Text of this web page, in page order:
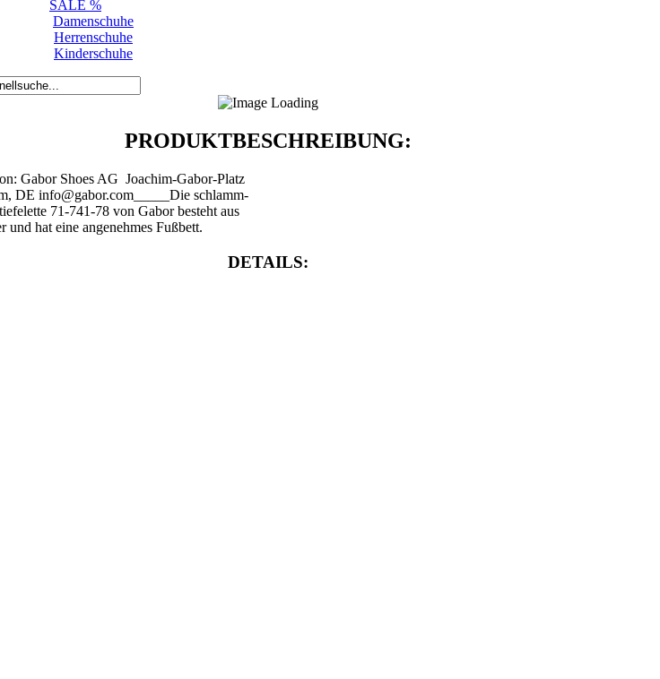
SALE %
Damenschuhe
Herrenschuhe
Kinderschuhe
PRODUKTBESCHREIBUNG:
Gabor Shoes AG Joachim-Gabor-Platz
DE info@gabor.com_____Die schlamm-
71-741-78 von Gabor besteht aus
und hat eine angenehmes Fußbett.
DETAILS: